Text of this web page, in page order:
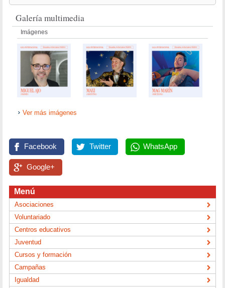
Galería multimedia
Imágenes
Ver más imágenes
Facebook Twitter WhatsApp
Google+
Menú
Asociaciones
Voluntariado
Centros educativos
Juventud
Cursos y formación
Campañas
Igualdad